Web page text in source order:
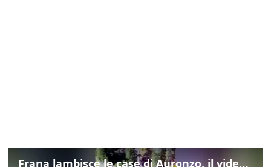
Frana lambisce le case di Auronzo, il video dall'elicottero dei vigili del fuoco